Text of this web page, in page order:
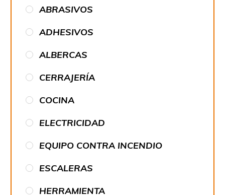
ABRASIVOS
ADHESIVOS
ALBERCAS
CERRAJERÍA
COCINA
ELECTRICIDAD
EQUIPO CONTRA INCENDIO
ESCALERAS
HERRAMIENTA